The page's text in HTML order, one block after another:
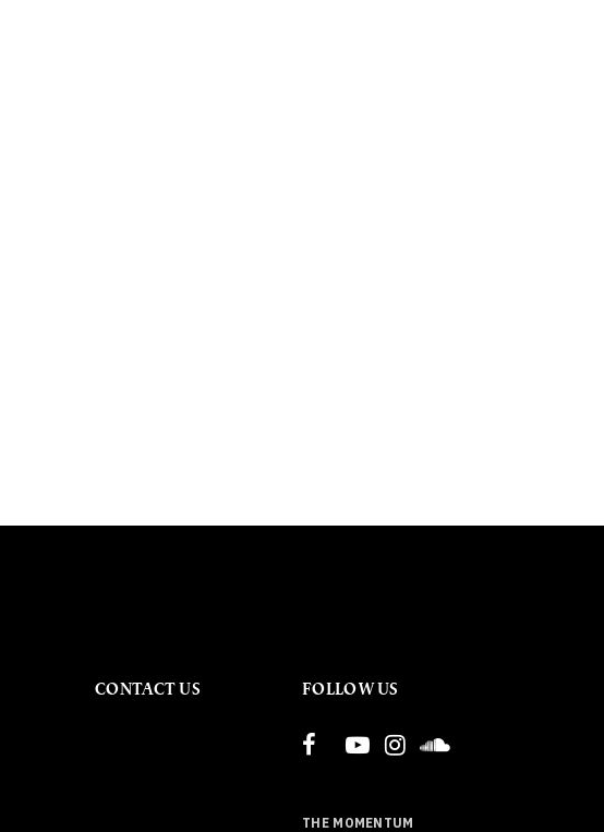
CONTACT US FOLLOW US
THE MOMENTUM